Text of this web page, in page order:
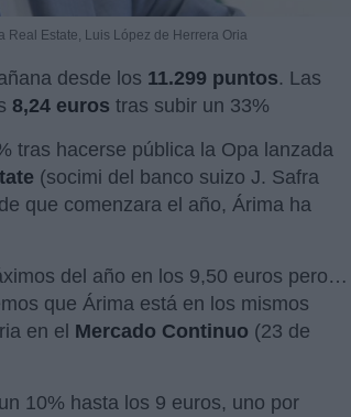
Real Estate, Luis López de Herrera Oria
desde los 11.299 puntos. Las
8,24 euros tras subir un 33%
tras hacerse pública la Opa lanzada
(socimi del banco suizo J. Safra
que comenzara el año, Árima ha
del año en los 9,50 euros pero…
que Árima está en los mismos
en el Mercado Continuo (23 de
10% hasta los 9 euros, uno por